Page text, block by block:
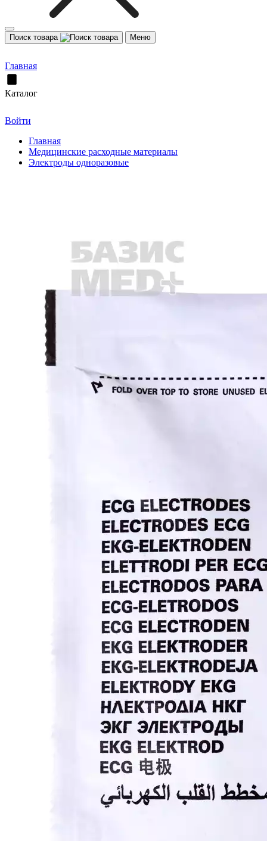
Поиск товара Меню
Главная
Каталог
Войти
Главная
Медицинские расходные материалы
Электроды одноразовые